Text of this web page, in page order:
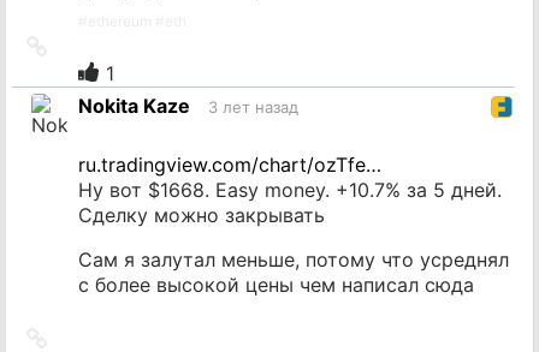
источник
1
Nokita Kaze
3 лет назад
ru.tradingview.com/chart/ozTfe…
Ну вот $1668. Easy money. +10.7% за 5 дней.
Сделку можно закрывать
Сам я залутал меньше, потому что усреднял
с более высокой цены чем написал сюда